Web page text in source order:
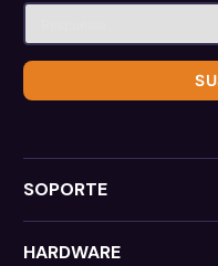
SOPORTE
HARDWARE